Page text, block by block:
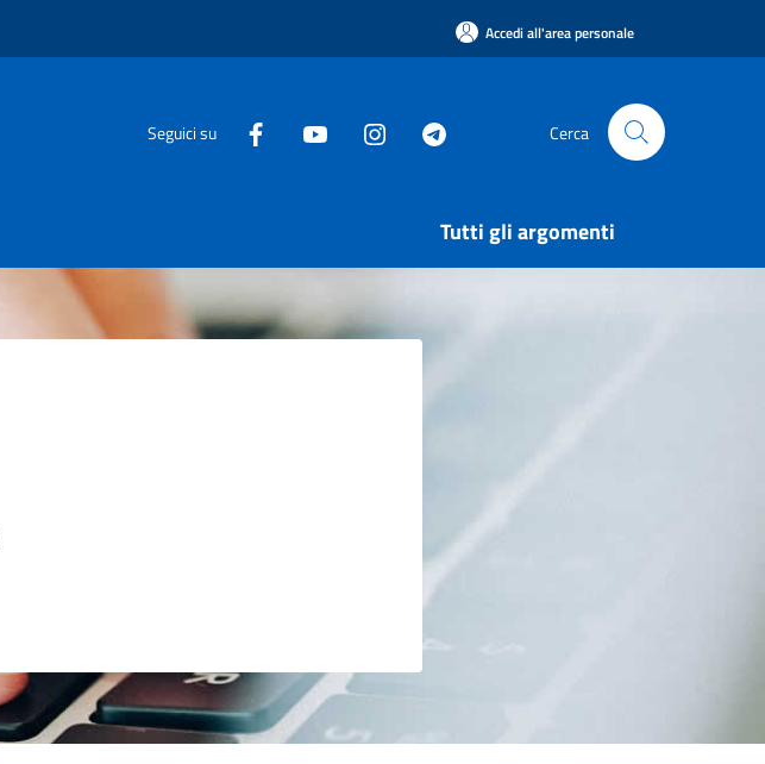
Accedi all'area personale
Seguici su Cerca
Tutti gli argomenti